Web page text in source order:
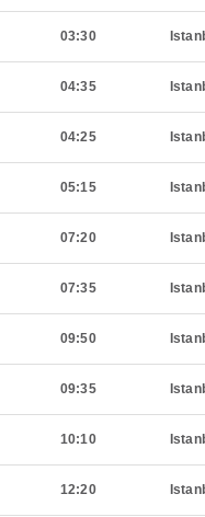
03:30
04:35
04:25
05:15
07:20
07:35
09:50
09:35
10:10
12:20